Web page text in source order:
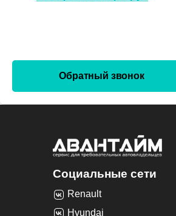
Обратный звонок
Социальные сети
Renault
Hyundai